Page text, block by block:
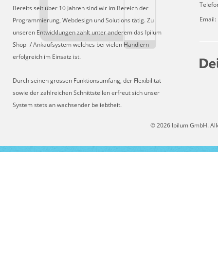
Bereits seit über 10 Jahren sind wir im Bereich der
Programmierung, Webdesign und Solutions tätig. Zu
unseren Entwicklungen zählt unter anderem das Ipilum
Shop- / Ankaufsystem welches bei vielen Händlern
erfolgreich im Einsatz ist.
Durch seinen grossen Funktionsumfang, der Flexibilität
sowie der zahlreichen Schnittstellen erfreut sich unser
System stets an wachsender beliebtheit.
© 2026 Ipilum GmbH.